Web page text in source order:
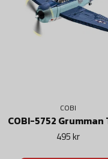
COBI
495 kr